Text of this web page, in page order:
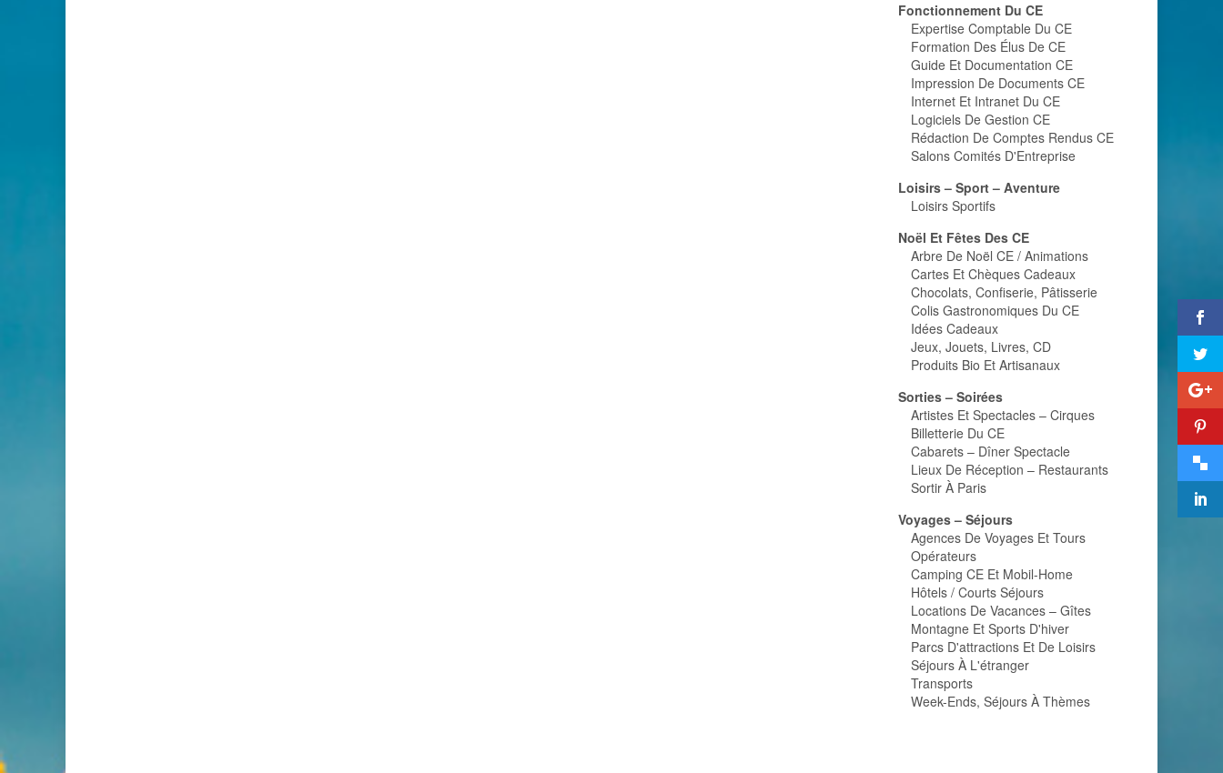
Fonctionnement Du CE
Expertise Comptable Du CE
Formation Des Élus De CE
Guide Et Documentation CE
Impression De Documents CE
Internet Et Intranet Du CE
Logiciels De Gestion CE
Rédaction De Comptes Rendus CE
Salons Comités D'Entreprise
Loisirs – Sport – Aventure
Loisirs Sportifs
Noël Et Fêtes Des CE
Arbre De Noël CE / Animations
Cartes Et Chèques Cadeaux
Chocolats, Confiserie, Pâtisserie
Colis Gastronomiques Du CE
Idées Cadeaux
Jeux, Jouets, Livres, CD
Produits Bio Et Artisanaux
Sorties – Soirées
Artistes Et Spectacles – Cirques
Billetterie Du CE
Cabarets – Dîner Spectacle
Lieux De Réception – Restaurants
Sortir À Paris
Voyages – Séjours
Agences De Voyages Et Tours
Opérateurs
Camping CE Et Mobil-Home
Hôtels / Courts Séjours
Locations De Vacances – Gîtes
Montagne Et Sports D'hiver
Parcs D'attractions Et De Loisirs
Séjours À L'étranger
Transports
Week-Ends, Séjours À Thèmes